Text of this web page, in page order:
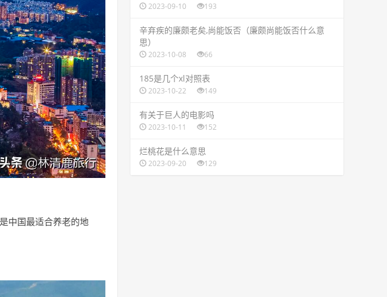
中国最适合养老的地
2023-09-10 193
​辛弃疾的廉颇老矣,尚能饭否（廉颇尚能饭否什么意
思）
2023-10-08 66
​185是几个xl对照表
2023-10-22 149
​有关于巨人的电影吗
2023-10-11 152
​烂桃花是什么意思
2023-09-20 129